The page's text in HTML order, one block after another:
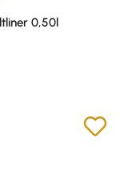
von 5 Sternen
0,50l